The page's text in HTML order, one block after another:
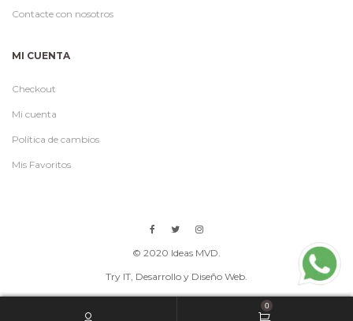
Contacte con nosotros
MI CUENTA
Checkout
Mi cuenta
Política de cambios
Mis Favoritos
© 2020 Ideas MVD.
Try IT, Desarrollo y Diseño Web.
0